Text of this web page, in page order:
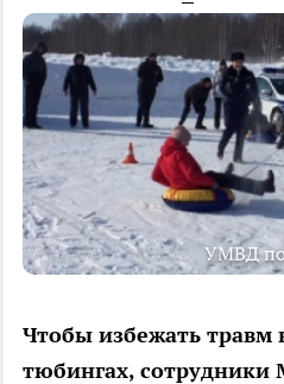
УМВД по
Чтобы избежать травм
тюбингах, сотрудники